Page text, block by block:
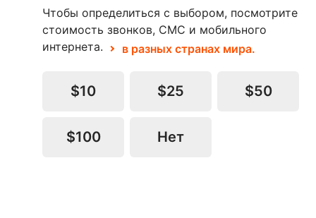
Чтобы определиться с выбором, посмотрите
стоимость звонков, СМС и мобильного
интернета.
в разных странах мира.
$10 $25 $50
$100 Нет